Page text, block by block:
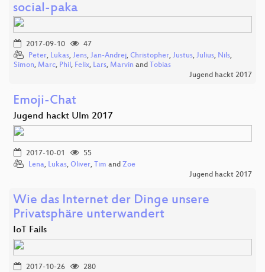
social-paka
2017-09-10
47
Peter, Lukas, Jens, Jan-Andrej, Christopher, Justus, Julius, Nils,
Simon, Marc, Phil , Felix, Lars, Marvin and Tobias
Jugend hackt 2017
Emoji-Chat
Jugend hackt Ulm 2017
2017-10-01
55
Lena, Lukas, Oliver, Tim and Zoe
Jugend hackt 2017
Wie das Internet der Dinge unsere
Privatsphäre unterwandert
IoT Fails
2017-10-26
280